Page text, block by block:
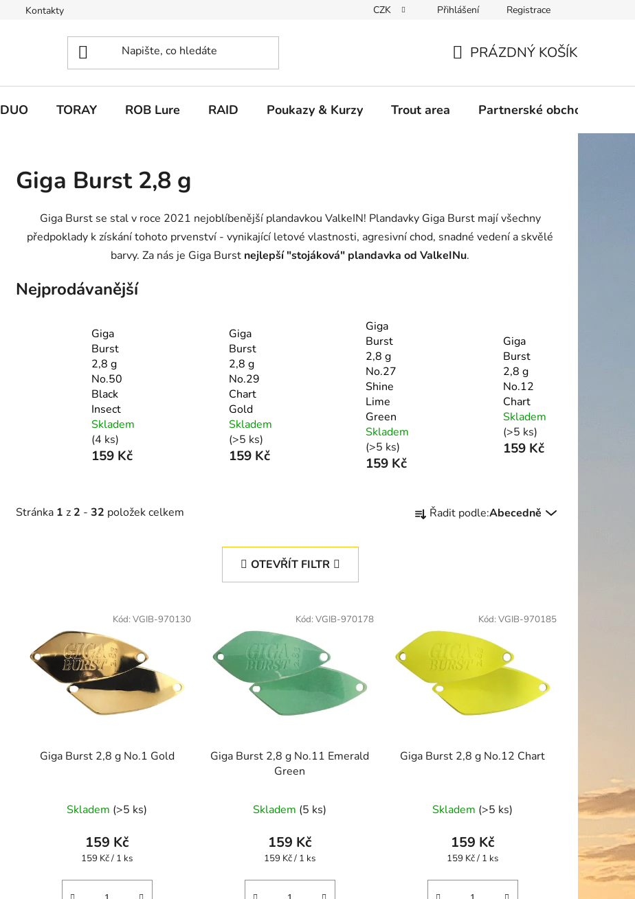
Kontakty CZK Přihlášení Registrace
KOŠÍK
PRÁZDNÝ KOŠÍK
DUO TORAY ROB Lure RAID Poukazy & Kurzy Trout area Partnerské obchody
Giga Burst 2,8 g
Giga Burst se stal v roce 2021 nejoblíbenější plandavkou ValkeIN! Plandavky Giga Burst mají všechny
předpoklady k získání tohoto prvenství - vynikající letové vlastnosti, agresivní chod, snadné vedení a skvělé
barvy. Za nás je Giga Burst nejlepší "stojáková" plandavka od ValkeINu.
Nejprodávanější
Giga
Burst
2,8 g
No.50
Black
Insect
Skladem
(4 ks)
159 Kč
Giga
Burst
2,8 g
No.29
Chart
Gold
Skladem
(>5 ks)
159 Kč
Giga
Burst
2,8 g
No.27
Shine
Lime
Green
Skladem
(>5 ks)
159 Kč
Giga
Burst
2,8 g
No.12
Chart
Skladem
(>5 ks)
159 Kč
Stránka 1 z 2 - 32 položek celkem
a
o
u
Řadit podle:Abecedně
OTEVŘÍT FILTR
Giga Burst 2,8 g No.1 Gold
Skladem (>5 ks)
159 Kč
Měrná
159 Kč / 1 ks
Kód: VGIB-970130
Giga Burst 2,8 g No.11 Emerald
Green
Skladem (5 ks)
159 Kč
Měrná
159 Kč / 1 ks
Kód: VGIB-970178
Giga Burst 2,8 g No.12 Chart
Skladem (>5 ks)
159 Kč
Měrná
159 Kč / 1 ks
Kód: VGIB-970185